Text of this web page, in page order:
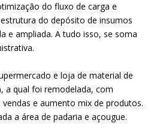
do fluxo de carga e
do depósito de insumos
e ampliada. A tudo isso, se soma
e loja de material de
a qual foi remodelada, com
e aumento mix de produtos.
a área de padaria e açougue.